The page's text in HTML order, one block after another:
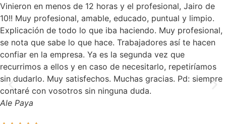
Vinieron en menos de 12 horas y el profesional, Jairo de
10!! Muy profesional, amable, educado, puntual y limpio.
Explicación de todo lo que iba haciendo. Muy profesional,
se nota que sabe lo que hace. Trabajadores así te hacen
confiar en la empresa. Ya es la segunda vez que
recurrimos a ellos y en caso de necesitarlo, repetiríamos
sin dudarlo. Muy satisfechos. Muchas gracias. Pd: siempre
contaré con vosotros sin ninguna duda.
Ale Paya